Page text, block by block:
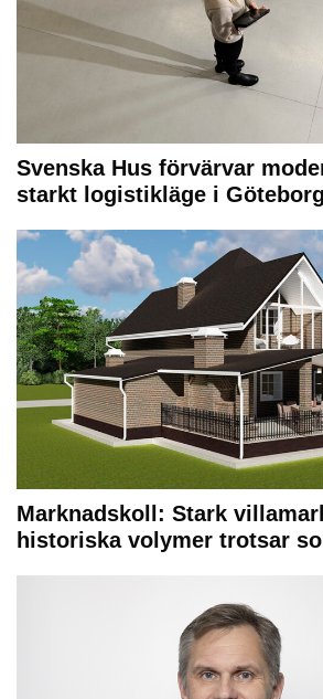
Svenska Hus förvärvar
starkt logistikläge i
Marknadskoll: Stark
historiska volymer trotsar